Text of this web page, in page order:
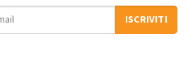
ISCRIVITI